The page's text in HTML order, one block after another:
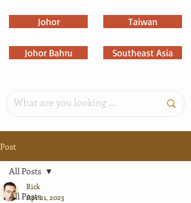
Johor
Johor Bahru
Taiwan
Southeast Asia
Post
All Posts
All Posts
Rick
Apr 21, 2023